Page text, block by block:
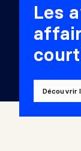
Les
Découvrir